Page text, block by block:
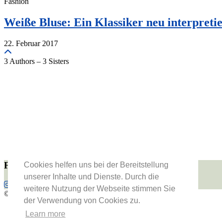
Cookies helfen uns bei der Bereitstellung
unserer Inhalte und Dienste. Durch die
weitere Nutzung der Webseite stimmen Sie
der Verwendung von Cookies zu.
Learn more
Weiße Bluse: Ein Klassiker neu
22. Februar 2017
3 Authors – 3 Sisters
Folge uns
© 2026Vienna Fashion Waltz
About Us
Datenschutzerklärung